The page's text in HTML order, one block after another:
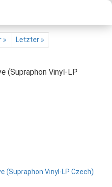
»
Letzter »
(Supraphon Vinyl-LP